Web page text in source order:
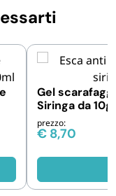
Gel
Siringa da
applicazioni
prezzo:
€ 8,70